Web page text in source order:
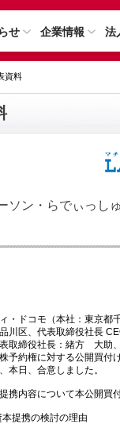
せ 企業情報 法
資料
ソン・らでぃっし
・ドコモ（本社：東京
川区、代表取締役社長
表取締役社長：緒方 大助
予約権に対する公開買付
本日、合意しました。
携内容について本公開
提携の検討の理由